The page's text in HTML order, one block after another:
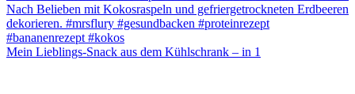
Mein Lieblings-Snack aus dem Kühlschrank – in 1